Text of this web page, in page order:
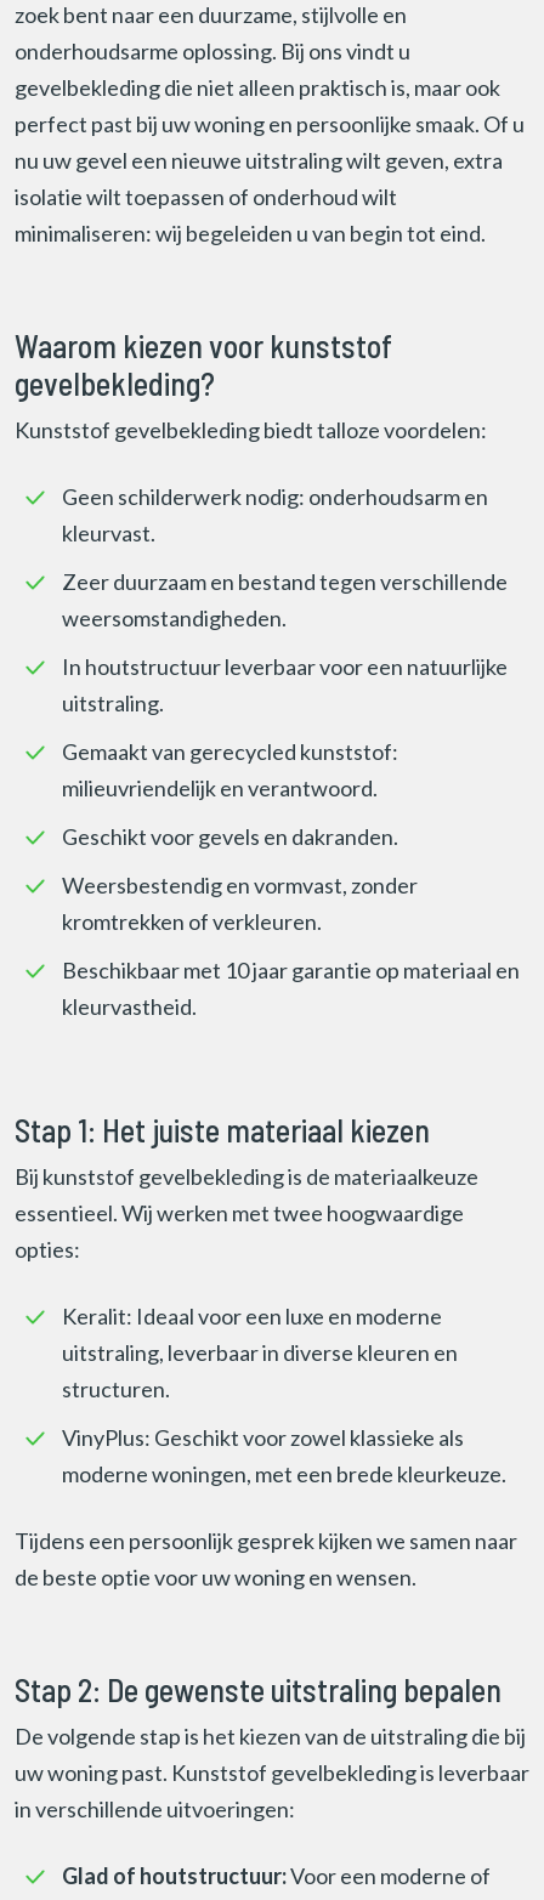
zoek bent naar een duurzame, stijlvolle en
onderhoudsarme oplossing. Bij ons vindt u
gevelbekleding die niet alleen praktisch is, maar ook
perfect past bij uw woning en persoonlijke smaak. Of u
nu uw gevel een nieuwe uitstraling wilt geven, extra
isolatie wilt toepassen of onderhoud wilt
minimaliseren: wij begeleiden u van begin tot eind.
Waarom kiezen voor kunststof
gevelbekleding?
Kunststof gevelbekleding biedt talloze voordelen:
Geen schilderwerk nodig: onderhoudsarm en
kleurvast.
Zeer duurzaam en bestand tegen verschillende
weersomstandigheden.
In houtstructuur leverbaar voor een natuurlijke
uitstraling.
Gemaakt van gerecycled kunststof:
milieuvriendelijk en verantwoord.
Geschikt voor gevels en dakranden.
Weersbestendig en vormvast, zonder
kromtrekken of verkleuren.
Beschikbaar met 10 jaar garantie op materiaal en
kleurvastheid.
Stap 1: Het juiste materiaal kiezen
Bij kunststof gevelbekleding is de materiaalkeuze
essentieel. Wij werken met twee hoogwaardige
opties:
Keralit: Ideaal voor een luxe en moderne
uitstraling, leverbaar in diverse kleuren en
structuren.
VinyPlus: Geschikt voor zowel klassieke als
moderne woningen, met een brede kleurkeuze.
Tijdens een persoonlijk gesprek kijken we samen naar
de beste optie voor uw woning en wensen.
Stap 2: De gewenste uitstraling bepalen
De volgende stap is het kiezen van de uitstraling die bij
uw woning past. Kunststof gevelbekleding is leverbaar
in verschillende uitvoeringen:
Glad of houtstructuur:Voor een moderne of